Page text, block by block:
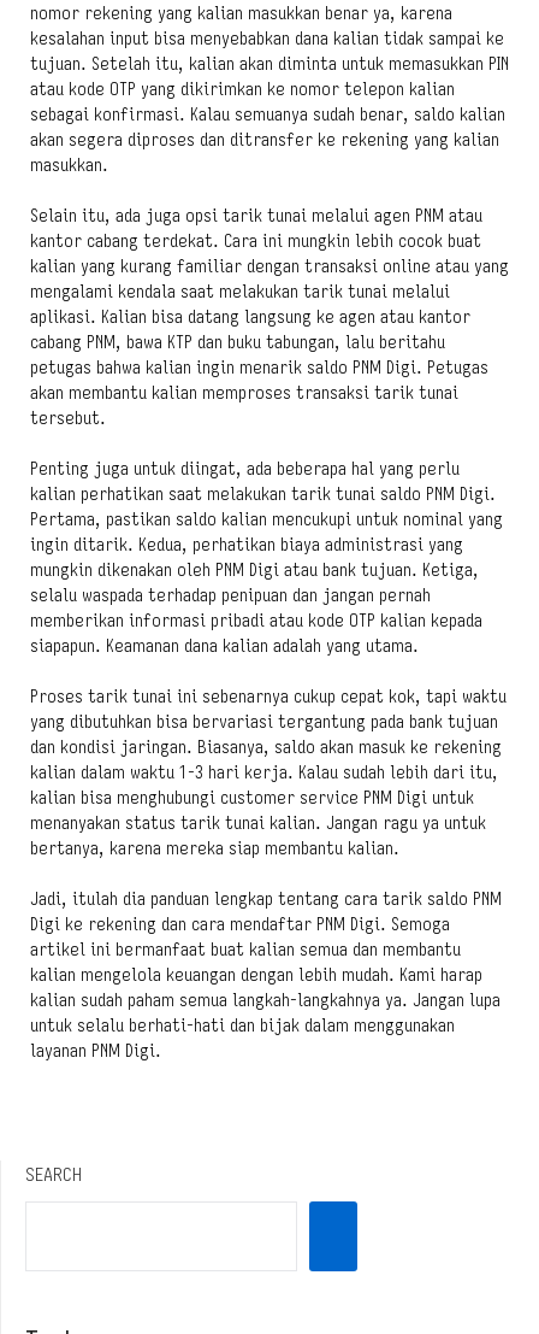
nomor rekening yang kalian masukkan benar ya, karena
kesalahan input bisa menyebabkan dana kalian tidak sampai ke
tujuan. Setelah itu, kalian akan diminta untuk memasukkan PIN
atau kode OTP yang dikirimkan ke nomor telepon kalian
sebagai konfirmasi. Kalau semuanya sudah benar, saldo kalian
akan segera diproses dan ditransfer ke rekening yang kalian
masukkan.
Selain itu, ada juga opsi tarik tunai melalui agen PNM atau
kantor cabang terdekat. Cara ini mungkin lebih cocok buat
kalian yang kurang familiar dengan transaksi online atau yang
mengalami kendala saat melakukan tarik tunai melalui
aplikasi. Kalian bisa datang langsung ke agen atau kantor
cabang PNM, bawa KTP dan buku tabungan, lalu beritahu
petugas bahwa kalian ingin menarik saldo PNM Digi. Petugas
akan membantu kalian memproses transaksi tarik tunai
tersebut.
Penting juga untuk diingat, ada beberapa hal yang perlu
kalian perhatikan saat melakukan tarik tunai saldo PNM Digi.
Pertama, pastikan saldo kalian mencukupi untuk nominal yang
ingin ditarik. Kedua, perhatikan biaya administrasi yang
mungkin dikenakan oleh PNM Digi atau bank tujuan. Ketiga,
selalu waspada terhadap penipuan dan jangan pernah
memberikan informasi pribadi atau kode OTP kalian kepada
siapapun. Keamanan dana kalian adalah yang utama.
Proses tarik tunai ini sebenarnya cukup cepat kok, tapi waktu
yang dibutuhkan bisa bervariasi tergantung pada bank tujuan
dan kondisi jaringan. Biasanya, saldo akan masuk ke rekening
kalian dalam waktu 1-3 hari kerja. Kalau sudah lebih dari itu,
kalian bisa menghubungi customer service PNM Digi untuk
menanyakan status tarik tunai kalian. Jangan ragu ya untuk
bertanya, karena mereka siap membantu kalian.
Jadi, itulah dia panduan lengkap tentang cara tarik saldo PNM
Digi ke rekening dan cara mendaftar PNM Digi. Semoga
artikel ini bermanfaat buat kalian semua dan membantu
kalian mengelola keuangan dengan lebih mudah. Kami harap
kalian sudah paham semua langkah-langkahnya ya. Jangan lupa
untuk selalu berhati-hati dan bijak dalam menggunakan
layanan PNM Digi.
SEARCH